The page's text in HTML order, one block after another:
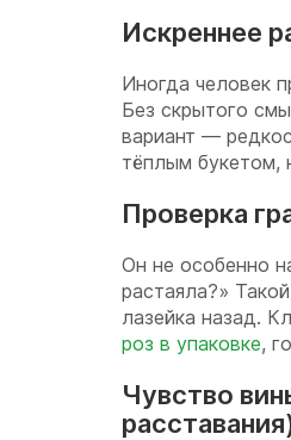
Искреннее
Иногда человек
Без скрытого
вариант —
тёплым букетом,
Проверка
Он не особенно
растаяла?»
лазейка назад.
роз в упаковке,
Чувство